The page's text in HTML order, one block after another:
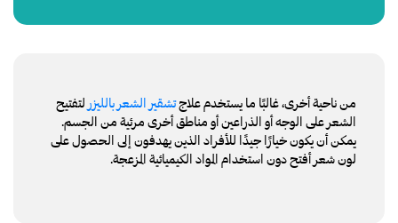
من ناحية أخرى، غالبًا ما يستخدم علاجتشقير الشعر بالليزر لتفتيح
الشعر على الوجه أو الذراعين أو مناطق أخرى مرئية من الجسم.
يمكن أن يكون خيارًا جيدًا للأفراد الذين يهدفون إلى الحصول على
لون شعر أفتح دون استخدام المواد الكيميائية المزعجة.